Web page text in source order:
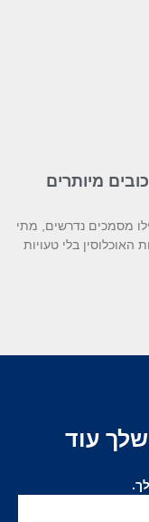
מיותרים
מסמכים נדרשים, מתי
האוכלוסין בלי טעויות
עוד